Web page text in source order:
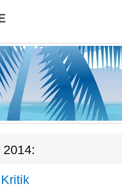
2014: